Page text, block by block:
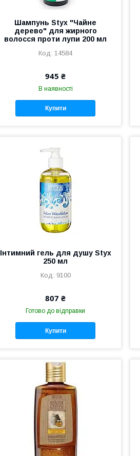
Шампунь Styx "Чайне
дерево" для жирного
волосся проти лупи 200 мл
14584
945 ₴
В наявності
Купити
Інтимний гель для душу Styx
250 мл
9100
807 ₴
Готово до відправки
Купити